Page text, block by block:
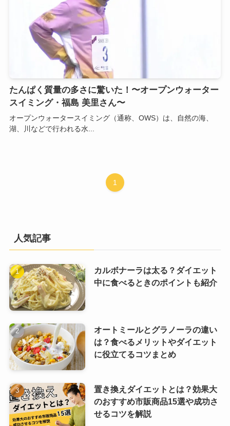
たんぱく質量の多さに驚いた！〜オープンウォーター
スイミング・福島 美里さん〜
オープンウォータースイミング（通称、OWS）は、自然の海、
湖、川などで行われる水...
1
人気記事
カルボナーラは太る？ダイエット
中に食べるときのポイントも紹介
オートミールとグラノーラの違い
は？食べるメリットやダイエット
に役立てるコツまとめ
置き換えダイエットとは？効果大
のおすすめ市販商品15選や成功さ
せるコツを解説